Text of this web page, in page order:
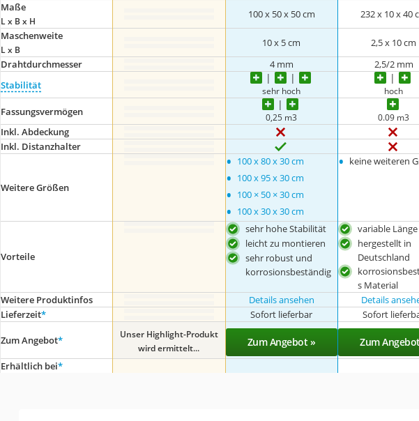
Maße
L x B x H
100 x 50 x 50 cm 232 x 10 x 40
Maschenweite
L x B
10 x 5 cm 2,5 x 10 cm
Drahtdurchmesser
4 mm 2,5/2 mm
Stabilität
sehr hoch hoch
Fassungsvermögen 0,25 m3 0.09 m3
Inkl. Abdeckung
Inkl. Distanzhalter
Weitere Größen
• 100 x 80 x 30 cm
• 100 x 95 x 30 cm
• 100 × 50 × 30 cm
• 100 x 30 x 30 cm
• keine weiteren
Vorteile
sehr hohe Stabilität
leicht zu montieren
sehr robust und
korrosionsbeständig
variable Länge
hergestellt in
Deutschland
s Material
Weitere Produktinfos Details ansehen Details
Lieferzeit* Sofort lieferbar Sofort
Zum Angebot*
Unser Highlight-Produkt
wird ermittelt...
Zum Angebot » Zum
Erhältlich bei*